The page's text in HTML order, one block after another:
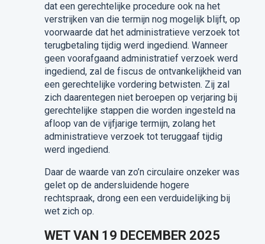
dat een gerechtelijke procedure ook na het
verstrijken van die termijn nog mogelijk blijft, op
voorwaarde dat het administratieve verzoek tot
terugbetaling tijdig werd ingediend. Wanneer
geen voorafgaand administratief verzoek werd
ingediend, zal de fiscus de ontvankelijkheid van
een gerechtelijke vordering betwisten. Zij zal
zich daarentegen niet beroepen op verjaring bij
gerechtelijke stappen die worden ingesteld na
afloop van de vijfjarige termijn, zolang het
administratieve verzoek tot teruggaaf tijdig
werd ingediend.
Daar de waarde van zo’n circulaire onzeker was
gelet op de andersluidende hogere
rechtspraak, drong een een verduidelijking bij
wet zich op.
WET VAN 19 DECEMBER 2025